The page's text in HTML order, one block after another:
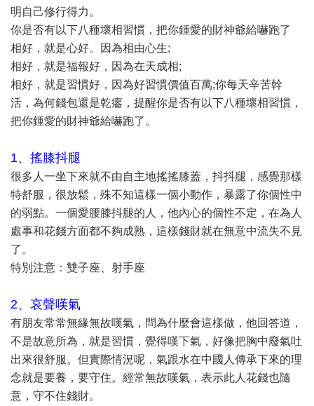
明自己修行得力。
你是否有以下八種壞相習慣，把你鍾愛的財神爺給嚇跑了
相好，就是心好。因為相由心生;
相好，就是福報好，因為在天成相;
相好，就是習慣好，因為好習慣價值百萬;你每天辛苦幹
活，為何錢包還是乾癟，提醒你是否有以下八種壞相習慣，
把你鍾愛的財神爺給嚇跑了。
1、搖膝抖腿
很多人一坐下來就不由自主地搖搖膝蓋，抖抖腿，感覺那樣
特舒服，很放鬆，殊不知這樣一個小動作，暴露了你個性中
的弱點。一個愛腰膝抖腿的人，他內心的個性不定，在為人
處事和花錢方面都不夠成熟，這樣錢財就在無意中流失不見
了。
特別注意：雙子座、射手座
2、哀聲嘆氣
有朋友常常無緣無故嘆氣，問為什麼會這樣做，他回答道，
不是故意所為，就是習慣，覺得嘆下氣，好像把胸中廢氣吐
出來很舒服。但實際情況呢，氣跟水在中國人傳承下來的理
念就是要養，要守住。經常無故嘆氣，表示此人花錢也隨
意，守不住錢財。